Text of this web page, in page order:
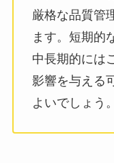
厳格な品質管
ます。短期的
中長期的には
影響を与える
よいでしょう。